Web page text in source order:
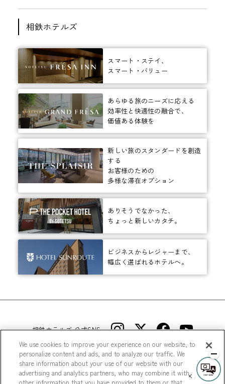
相鉄ホテルズ
スマート・ステイ、
スマート・バリュー
あらゆる旅のニーズに応える
効率性と快適性の融合で、
価値ある体験を
新しい旅のスタンダードを創造
する
お客様のための
多様な滞在オプション
ありそうでなかった、
ちょっと新しいカタチ。
ビジネスからレジャーまで、
幅広く選ばれるホテルへ。
相鉄ホテルズ 公式SNS
We use cookies to improve your experience on our website, to
personalize content and ads, and to analyze our traffic. We
share information about your use of our website with our
advertising and analytics partners, who may combine it with